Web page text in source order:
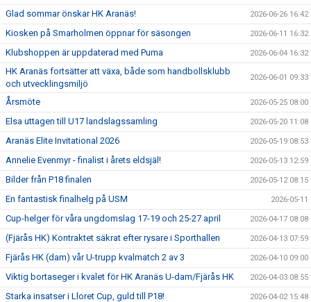
Glad sommar önskar HK Aranäs! 2026-06-26 16:42
Kiosken på Smarholmen öppnar för säsongen 2026-06-11 16:32
Klubshoppen är uppdaterad med Puma 2026-06-04 16:32
HK Aranäs fortsätter att växa, både som handbollsklubb
och utvecklingsmiljö
2026-06-01 09:33
Årsmöte 2026-05-25 08:00
Elsa uttagen till U17 landslagssamling 2026-05-20 11:08
Aranäs Elite Invitational 2026 2026-05-19 08:53
Annelie Evenmyr - finalist i årets eldsjäl! 2026-05-13 12:59
Bilder från P18 finalen 2026-05-12 08:15
En fantastisk finalhelg på USM 2026-05-11
Cup-helger för våra ungdomslag 17-19 och 25-27 april 2026-04-17 08:08
(Fjärås HK) Kontraktet säkrat efter rysare i Sporthallen 2026-04-13 07:59
Fjärås HK (dam) vår U-trupp kvalmatch 2 av 3 2026-04-10 09:00
Viktig bortaseger i kvalet för HK Aranäs U-dam/Fjärås HK 2026-04-03 08:55
Starka insatser i Lloret Cup, guld till P18! 2026-04-02 15:48